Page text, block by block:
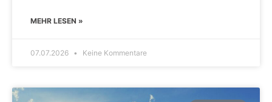
MEHR LESEN »
07.07.2026 Keine Kommentare